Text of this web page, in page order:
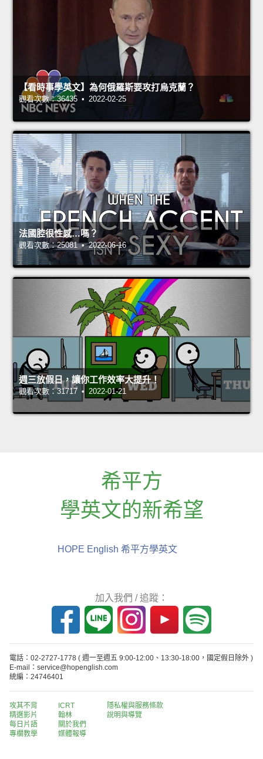
【看時事學英文】為何俄羅斯要攻打烏克蘭？
觀看次數：36435 • 2022-02-25
法國腔很性感…嗎？
觀看次數：25081 • 2022-06-16
週三放假日，讓你工作效率大提升！
觀看次數：31717 • 2022-01-21
希平方
學英文的新希望
HOPE English 希平方學英文
加入我們 / 追蹤：
電話：02-2727-1778 ( 週一至週五 9:00-12:00、13:30-18:00，國定假日除外 )
E-mail：service@hopenglish.com
統編：24746401
攻其不背
精選影片
每日片語
專欄教學
ICRT
翰林
關於我們
媒體報導
隱私權與服務條款
說明與導覽